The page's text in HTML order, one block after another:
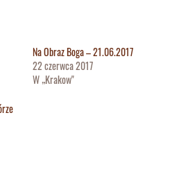
Na Obraz Boga – 21.06.2017
22 czerwca 2017
W „Krakow"